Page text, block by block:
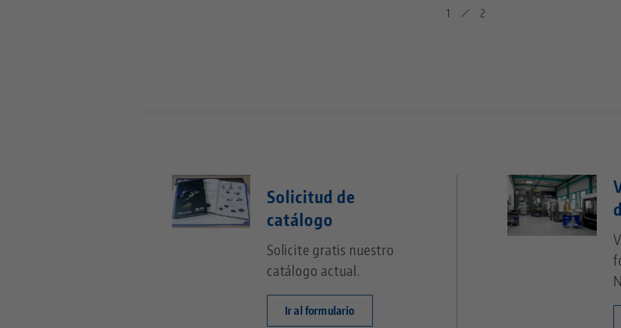
1 2
Solicitud de
catálogo
Solicite gratis nuestro
catálogo actual.
Ir al formulario